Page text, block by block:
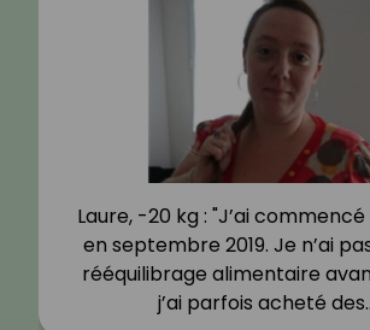
Laure, -20 kg : "J’ai commencé
en septembre 2019. Je n’ai
rééquilibrage alimentaire
j’ai parfois acheté